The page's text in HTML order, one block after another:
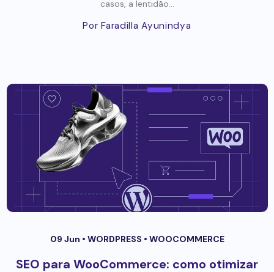
casos, a lentidão...
Por Faradilla Ayunindya
09 Jun • WORDPRESS • WOOCOMMERCE
SEO para WooCommerce: como otimizar